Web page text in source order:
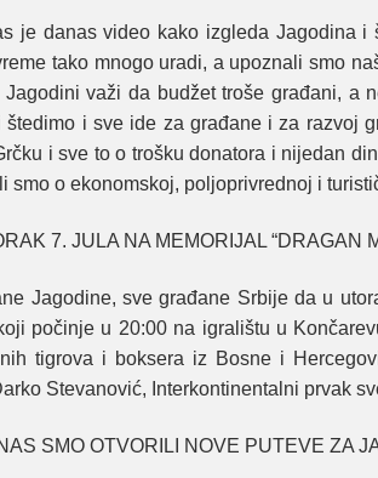
je danas video kako izgleda
tako mnogo uradi, a upoznali smo
važi da budžet troše građani, a
i sve ide za građane i za razvoj
i sve to o trošku donatora i nijedan
smo o ekonomskoj, poljoprivrednoj i
7. JULA NA MEMORIJAL “DRAGAN
Jagodine, sve građane Srbije da u
počinje u 20:00 na igralištu u
tigrova i boksera iz Bosne i
Stevanović, Interkontinentalni prvak
SMO OTVORILI NOVE PUTEVE ZA